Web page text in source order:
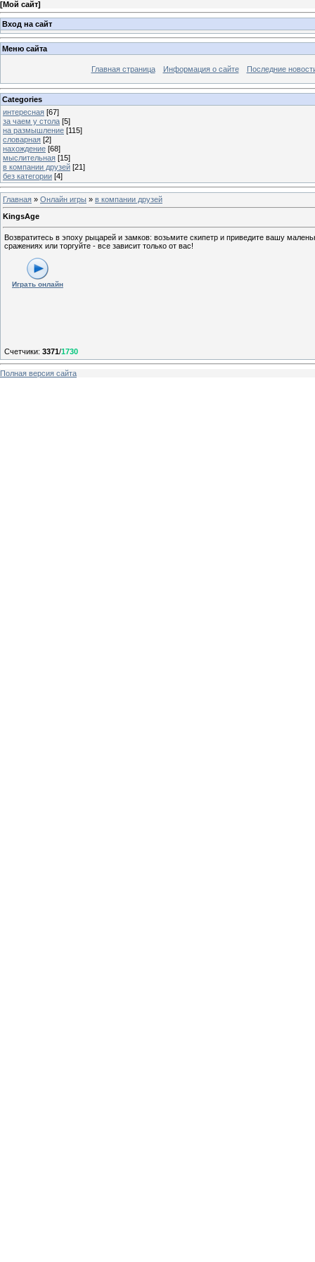
[Мой сайт]
Вход на сайт
Меню сайта
Главная страница Информация о сайте Последние
Categories
интересная [67]
за чаем у стола [5]
на размышление [115]
словарная [2]
нахождение [68]
мыслительная [15]
в компании друзей [21]
без категории [4]
Главная » Онлайн игры » в компании друзей
KingsAge
Возвратитесь в эпоху рыцарей и замков: возьмите скипетр и приведите вашу
сражениях или торгуйте - все зависит только от вас!
Играть онлайн
Счетчики: 3371/1730
Полная версия сайта